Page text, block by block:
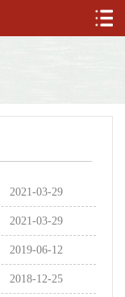
2021-03-29
2021-03-29
2019-06-12
2018-12-25